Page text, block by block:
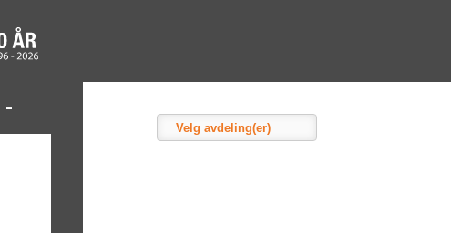
-
Velg avdeling(er)